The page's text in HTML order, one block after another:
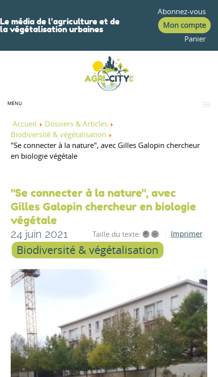
Le média de l'agriculture et de
la végétalisation urbaines
Abonnez-vous
Mon compte
Panier
MENU
Accueil
Dossiers & Articles
Biodiversité & végétalisation
"Se connecter à la nature", avec Gilles Galopin chercheur
en biologie végétale
"Se connecter à la nature", avec
Gilles Galopin chercheur en biologie
végétale
24 juin 2021 Taille du texte: + – Imprimer
Biodiversité & végétalisation